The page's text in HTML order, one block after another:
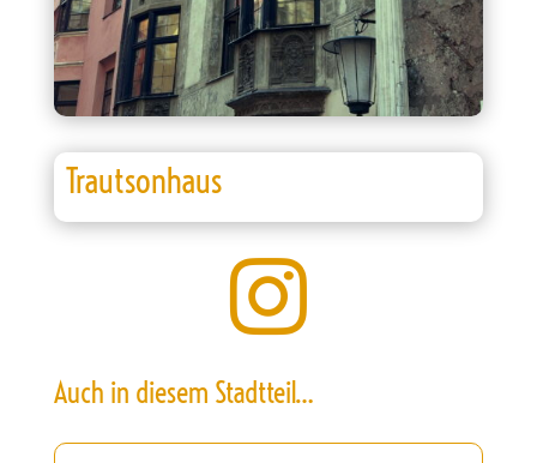
Trautsonhaus

Auch in diesem Stadtteil…